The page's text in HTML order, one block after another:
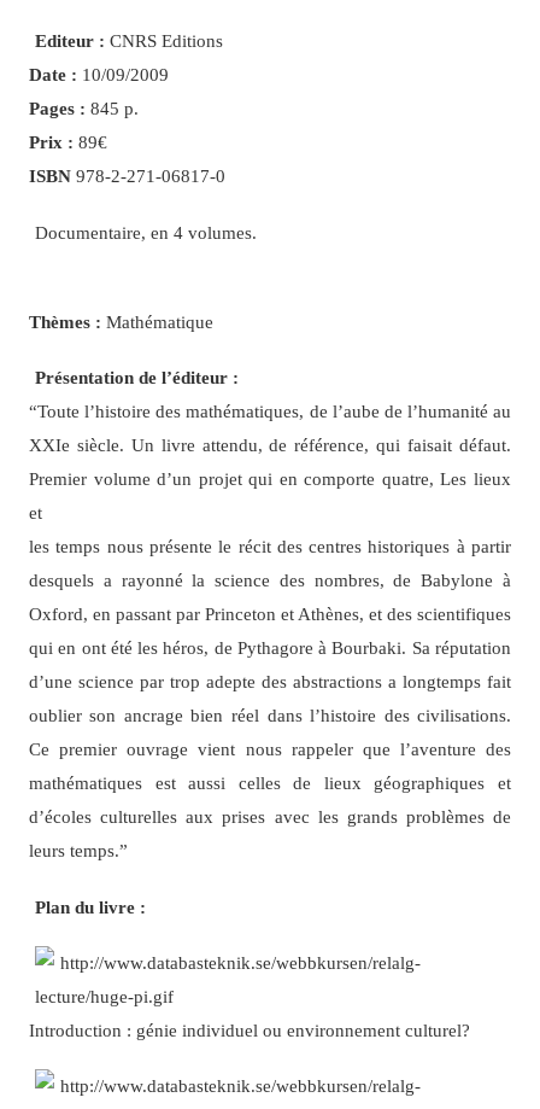
Editeur : CNRS Editions
Date : 10/09/2009
Pages : 845 p.
Prix : 89€
ISBN978-2-271-06817-0
Documentaire, en 4 volumes.
Thèmes : Mathématique
Présentation de l’éditeur :
“Toute l’histoire des mathématiques, de l’aube de l’humanité au
XXIe siècle. Un livre attendu, de référence, qui faisait défaut.
Premier volume d’un projet qui en comporte quatre, Les lieux
et
les temps nous présente le récit des centres historiques à partir
desquels a rayonné la science des nombres, de Babylone à
Oxford, en passant par Princeton et Athènes, et des scientifiques
qui en ont été les héros, de Pythagore à Bourbaki. Sa réputation
d’une science par trop adepte des abstractions a longtemps fait
oublier son ancrage bien réel dans l’histoire des civilisations.
Ce premier ouvrage vient nous rappeler que l’aventure des
mathématiques est aussi celles de lieux géographiques et
d’écoles culturelles aux prises avec les grands problèmes de
leurs temps.”
Plan du livre :
Introduction : génie individuel ou environnement culturel?